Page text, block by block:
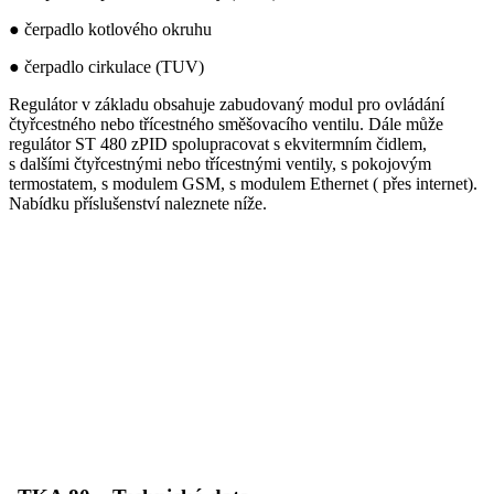
● čerpadlo kotlového okruhu
● čerpadlo cirkulace (TUV)
Regulátor v základu obsahuje zabudovaný modul pro ovládání
čtyřcestného nebo třícestného směšovacího ventilu. Dále může
regulátor ST 480 zPID spolupracovat s ekvitermním čidlem,
s dalšími čtyřcestnými nebo třícestnými ventily, s pokojovým
termostatem, s modulem GSM, s modulem Ethernet ( přes internet).
Nabídku příslušenství naleznete níže.